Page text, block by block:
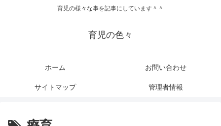
育児の様々な事を記事にしています＾＾
育児の色々
ホーム お問い合わせ
サイトマップ 管理者情報